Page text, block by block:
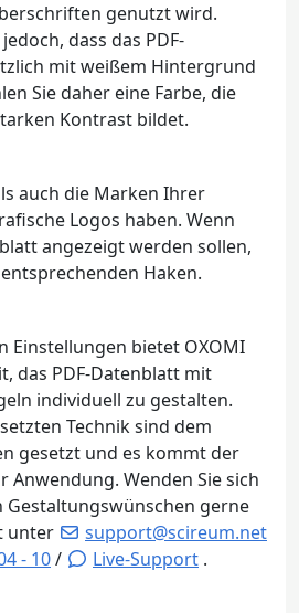
genutzt wird.
dass das PDF-
mit weißem Hintergrund
Sie daher eine Farbe, die
Kontrast bildet.
auch die Marken Ihrer
Logos haben. Wenn
angezeigt werden sollen,
Haken.
Einstellungen bietet OXOMI
das PDF-Datenblatt mit
individuell zu gestalten.
Technik sind dem
gesetzt und es kommt der
Anwendung. Wenden Sie sich
Gestaltungswünschen gerne
unter
support@scireum.net
- 10/ Live-Support .